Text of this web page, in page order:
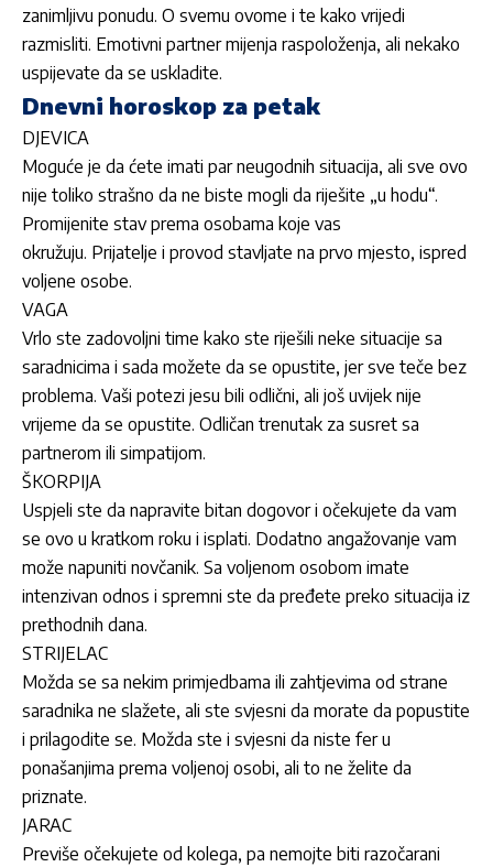
zanimljivu ponudu. O svemu ovome i te kako vrijedi
razmisliti. Emotivni partner mijenja raspoloženja, ali nekako
uspijevate da se uskladite.
Dnevni horoskop za petak
DJEVICA
Moguće je da ćete imati par neugodnih situacija, ali sve ovo
nije toliko strašno da ne biste mogli da riješite „u hodu“.
Promijenite stav prema osobama koje vas
okružuju. Prijatelje i provod stavljate na prvo mjesto, ispred
voljene osobe.
VAGA
Vrlo ste zadovoljni time kako ste riješili neke situacije sa
saradnicima i sada možete da se opustite, jer sve teče bez
problema. Vaši potezi jesu bili odlični, ali još uvijek nije
vrijeme da se opustite. Odličan trenutak za susret sa
partnerom ili simpatijom.
ŠKORPIJA
Uspjeli ste da napravite bitan dogovor i očekujete da vam
se ovo u kratkom roku i isplati. Dodatno angažovanje vam
može napuniti novčanik. Sa voljenom osobom imate
intenzivan odnos i spremni ste da pređete preko situacija iz
prethodnih dana.
STRIJELAC
Možda se sa nekim primjedbama ili zahtjevima od strane
saradnika ne slažete, ali ste svjesni da morate da popustite
i prilagodite se. Možda ste i svjesni da niste fer u
ponašanjima prema voljenoj osobi, ali to ne želite da
priznate.
JARAC
Previše očekujete od kolega, pa nemojte biti razočarani